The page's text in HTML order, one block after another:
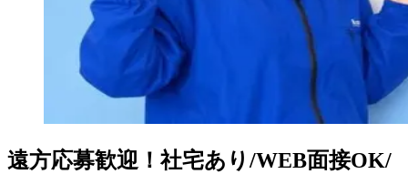
遠方応募歓迎！社宅あり/WEB面接OK/